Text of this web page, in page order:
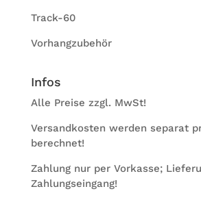
Track-60
Vorhangzubehör
Infos
Alle Preise zzgl. MwSt!
Ver­sand­kos­ten wer­den sepa­rat
berechnet!
Zah­lung nur per Vor­kasse;
Zahlungseingang!